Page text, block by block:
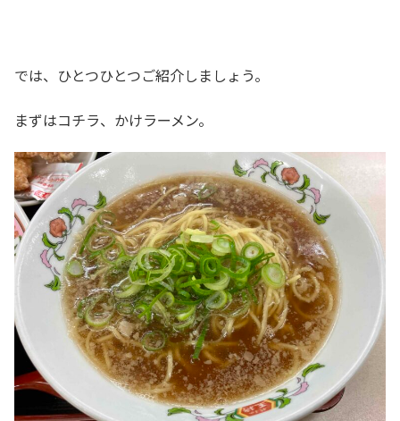
では、ひとつひとつご紹介しましょう。
まずはコチラ、かけラーメン。